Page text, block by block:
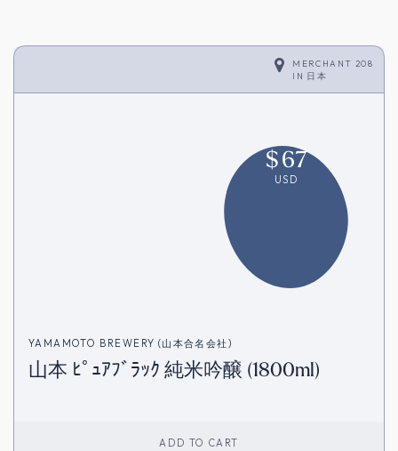
MERCHANT 208
IN 日本
$67
USD
YAMAMOTO BREWERY (山本合名会社)
山本 ﾋﾟｭｱﾌﾞﾗｯｸ 純米吟醸 (1800ml)
ADD TO CART